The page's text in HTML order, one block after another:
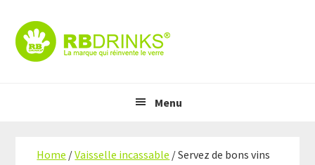
primary
content
primary
Menu
Home /Vaisselle incassable /Servez de bons vins